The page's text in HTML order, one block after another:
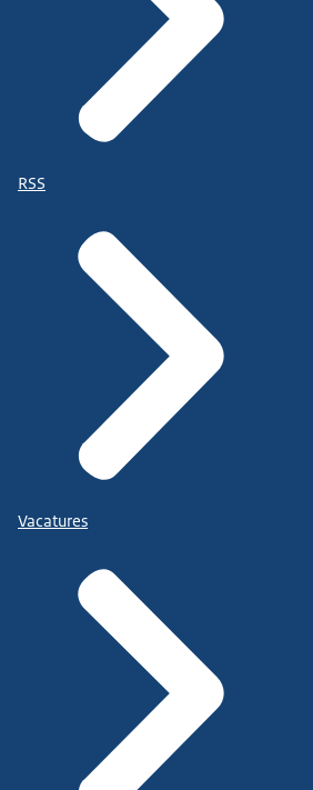
RSS
Vacatures